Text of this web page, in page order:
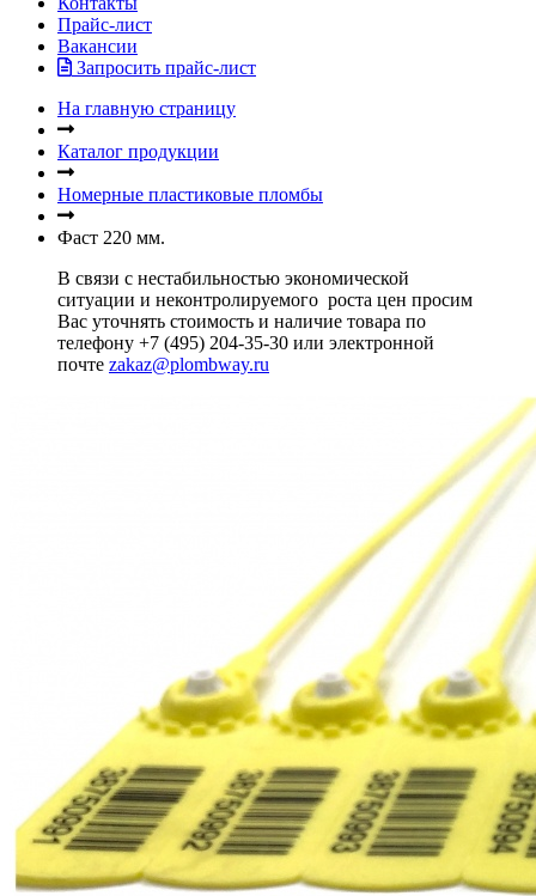
Прайс-лист
Вакансии
Запросить прайс-лист
На главную страницу
Каталог продукции
Номерные пластиковые пломбы
Фаст 220 мм.
В связи с нестабильностью экономической
ситуации и неконтролируемого роста цен просим
Вас уточнять стоимость и наличие товара по
телефону +7 (495) 204-35-30 или электронной
почте zakaz@plombway.ru